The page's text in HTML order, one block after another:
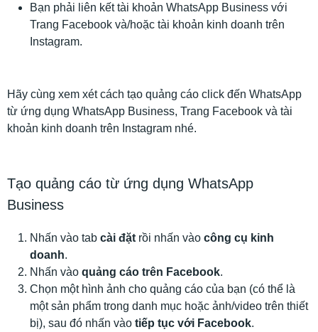
Bạn phải liên kết tài khoản WhatsApp Business với
Trang Facebook và/hoặc tài khoản kinh doanh trên
Instagram.
Hãy cùng xem xét cách tạo quảng cáo click đến WhatsApp
từ ứng dụng WhatsApp Business, Trang Facebook và tài
khoản kinh doanh trên Instagram nhé.
Tạo quảng cáo từ ứng dụng WhatsApp
Business
Nhấn vào tab cài đặt rồi nhấn vào công cụ kinh
doanh.
Nhấn vào quảng cáo trên Facebook.
Chọn một hình ảnh cho quảng cáo của bạn (có thể là
một sản phẩm trong danh mục hoặc ảnh/video trên thiết
bị), sau đó nhấn vào tiếp tục với Facebook.